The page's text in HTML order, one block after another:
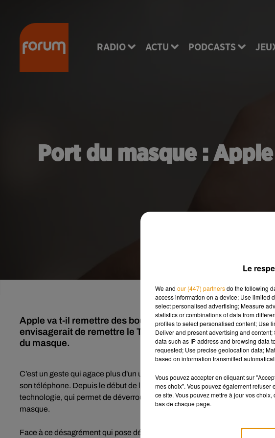
RADIO ACTU PODCASTS
Port du masque :
Apple va t-il remettre des boutons sous les écrans de ses
envisagerait de remettre le Touch ID, à l'heure où le Face
du masque.
C’est un geste qui agace plus d'un utilisateur d’iPhone : retirer
son téléphone. Depuis le début de la crise sanitaire, la démocratisation
technologie, qui permet de déverrouiller le téléphone par reconnaissance
masque.
Face à ce désagrément qui pose désormais problème à une grande
Le
We and our (447) partnersdo the following
access information on a device; Use limited
select personalised advertising; Measure
statistics or combinations of data from
profiles to select personalised content; Use
Deliver and present advertising and
data such as IP address and browsing data
requested; Use precise geolocation data;
based on information transmitted
Vous pouvez accepter en cliquant sur
mes choix". Vous pouvez également
ce site. Vous pouvez mettre à jour vos
bas de chaque page.